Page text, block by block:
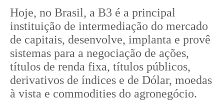
Hoje, no Brasil, a B3 é a principal
instituição de intermediação do mercado
de capitais, desenvolve, implanta e provê
sistemas para a negociação de ações,
títulos de renda fixa, títulos públicos,
derivativos de índices e de Dólar, moedas
à vista e commodities do agronegócio.